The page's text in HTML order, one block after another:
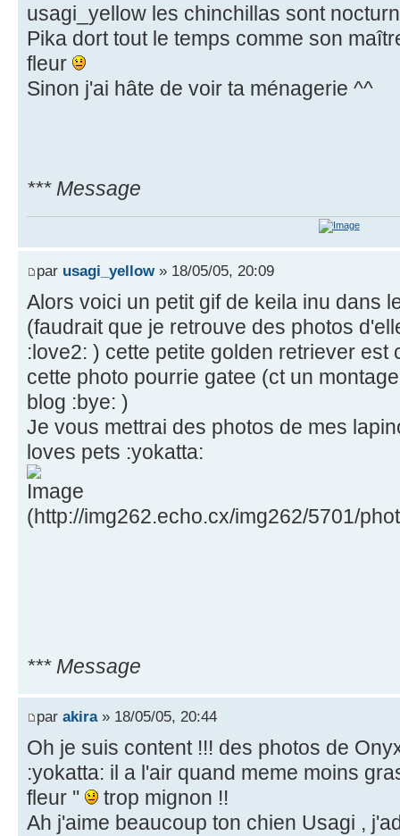
usagi_yellow les chinchillas sont
Pika dort tout le temps comme son
fleur
Sinon j'ai hâte de voir ta ménagerie ^^
*** Message
par usagi_yellow» 18/05/05, 20:09
Alors voici un petit gif de keila inu dans
(faudrait que je retrouve des photos
:love2: ) cette petite golden retriever est
cette photo pourrie gatee (ct un
blog :bye: )
Je vous mettrai des photos de mes
loves pets :yokatta:
(http://img262.echo.cx/img262/5701/
*** Message
par akira» 18/05/05, 20:44
Oh je suis content !!! des photos de
:yokatta: il a l'air quand meme moins
fleur ''
trop mignon !!
Ah j'aime beaucoup ton chien Usagi ,